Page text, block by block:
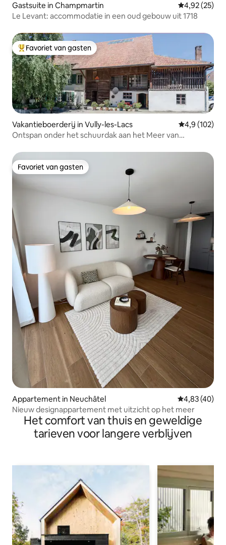
Gastsuite in Champmartin Gemiddelde
4,92 (25)
Le Levant: accommodatie in een oud gebouw uit 1718
Topfavoriet van gasten
Favoriet van gasten
Vakantieboerderij in Vully-les-Lacs Gemiddelde
4,9 (102)
Ontspan onder het schuurdak aan het Meer van
Favoriet van gasten
Favoriet van gasten
Appartement in Neuchâtel Gemiddelde
4,83 (40)
Nieuw designappartement met uitzicht op het meer
Het comfort van thuis en geweldige
tarieven voor langere verblijven